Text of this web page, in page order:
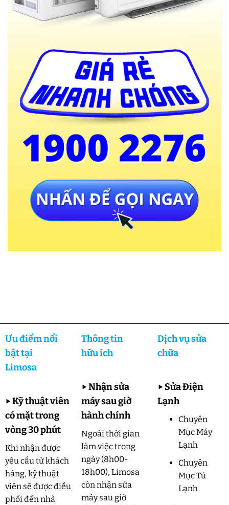
Ưu điểm nổi
bật tại
Limosa
▶Kỹ thuật viên
có mặt trong
vòng 30 phút
Khi nhận được
yêu cầu từ khách
hàng, kỹ thuật
viên sẽ được điều
phối đến nhà
Thông tin
hữu ích
▶Nhận sửa
máy sau giờ
hành chính
Ngoài thời gian
làm việc trong
ngày (8h00-
18h00), Limosa
còn nhận sửa
máy sau giờ
Dịch vụ sửa
chữa
▶ Sửa Điện
Lạnh
Chuyên
Mục Máy
Lạnh
Chuyên
Mục Tủ
Lạnh